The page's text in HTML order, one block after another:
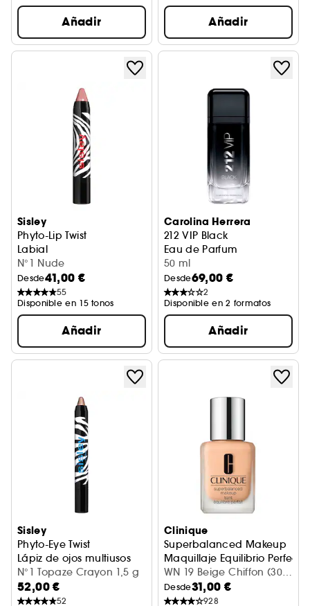
Añadir Añadir
Sisley
Phyto-Lip Twist
Labial
N°1 Nude
Desde41,00 €
55
Disponible en 15 tonos
Añadir
Carolina Herrera
212 VIP Black
Eau de Parfum
50 ml
Desde69,00 €
2
Disponible en 2 formatos
Añadir
Sisley
Phyto-Eye Twist
Lápiz de ojos multiusos
N°1 Topaze Crayon 1,5 g
52,00 €
52
Clinique
Superbalanced Makeup
Maquillaje Equilibrio Perfecto
WN 19 Beige Chiffon (30
ml)
Desde31,00 €
928